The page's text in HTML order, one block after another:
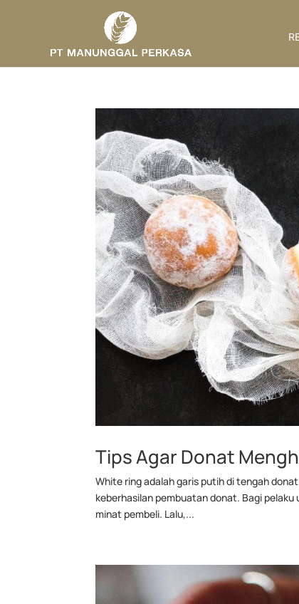
Tips Agar Donat
White ring adalah garis putih di tengah
keberhasilan pembuatan donat. Bagi
minat pembeli. Lalu,...